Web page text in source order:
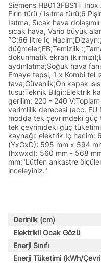
Siemens HB013FBS1T Inox
Fırın türü / Isıtma türü;6
Isıtma, Sıcak hava
sıcak hava, Vario büyük
°C;66 litre İç
düğmeler;EB;Temizlik
dokunmatik ekran
aydınlatma;Soğuk hava
Emaye tepsi, 1 x Kombi tel
tava;Güvenlik;Ön kapak
tuşu;Teknik Bilgi:;Elektrik
gerilim: 220 - 240
verimlilik derecesi (acc. EU
modda tek çevrimdeki güç
tek çevrimdeki güç tüketimi:
kaynağı: elektrik İç hacim:
(YxGxD): 595 mm x 594
(hxwxd): 560 mm - 568
mm;"Lütfen ankastre
inceleyiniz."
Derinlik (cm)
Elektrikli Ocak Gözü
Enerji Sınıfı
Enerji Tüketimi (kWh/